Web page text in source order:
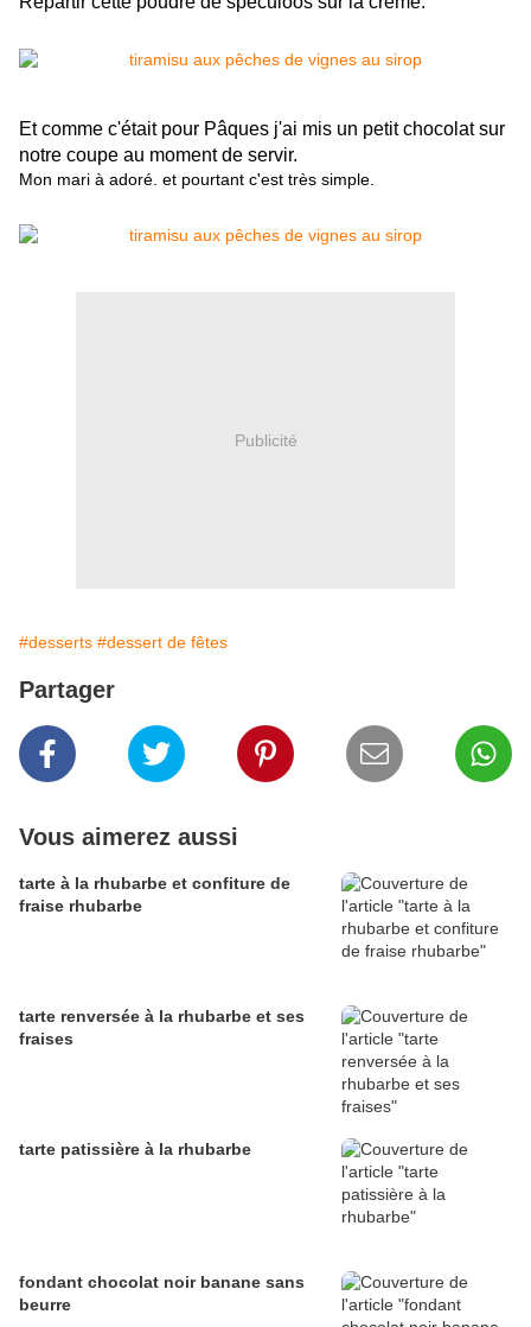
Et comme c'était pour Pâques j'ai mis un petit chocolat sur
notre coupe au moment de servir.
Mon mari à adoré. et pourtant c'est très simple.
Publicité
#desserts #dessert de fêtes
Partager
Vous aimerez aussi
tarte à la rhubarbe et confiture de
fraise rhubarbe
tarte renversée à la rhubarbe et ses
fraises
tarte patissière à la rhubarbe
fondant chocolat noir banane sans
beurre